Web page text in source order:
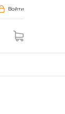
Войти